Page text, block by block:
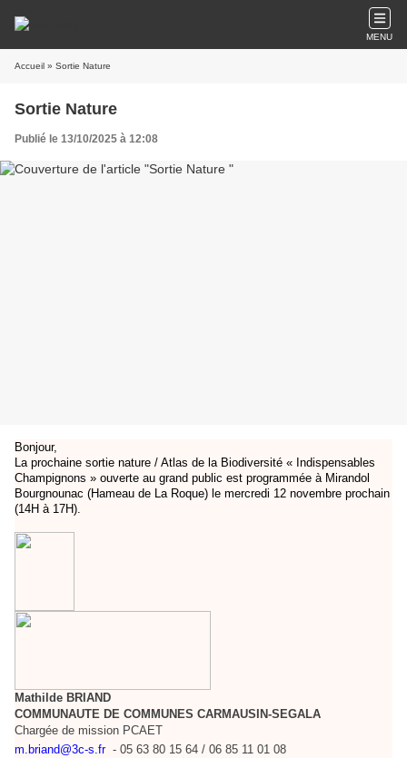
MENU
Accueil » Sortie Nature
Sortie Nature
Publié le 13/10/2025 à 12:08
Bonjour,
La prochaine sortie nature / Atlas de la Biodiversité « Indispensables
Champignons » ouverte au grand public est programmée à Mirandol
Bourgnounac (Hameau de La Roque) le mercredi 12 novembre prochain
(14H à 17H).
Mathilde BRIAND
COMMUNAUTE DE COMMUNES CARMAUSIN-SEGALA
Chargée de mission PCAET
m.briand@3c-s.fr- 05 63 80 15 64 / 06 85 11 01 08